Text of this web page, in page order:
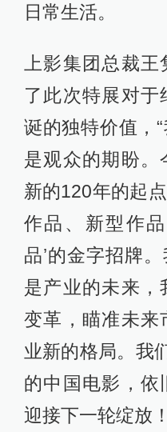
日常生活。
上影集团总裁
了此次特展对
诞的独特价值，
是观众的期盼。
新的120年的起
作品、新型作
品’的金字招牌
是产业的未来，
变革，瞄准未来
业新的格局。我
的中国电影，依
迎接下一轮绽放